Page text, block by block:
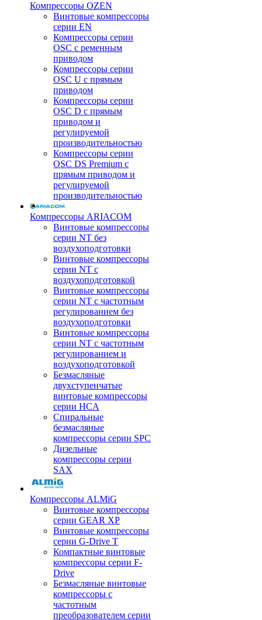
Компрессоры OZEN
Винтовые компрессоры
серии EN
Компрессоры серии
OSC с ременным
приводом
Компрессоры серии
OSC U с прямым
приводом
Компрессоры серии
OSC D с прямым
приводом и
регулируемой
производительностью
Компрессоры серии
OSC DS Premium с
прямым приводом и
регулируемой
производительностью
Компрессоры ARIACOM
Винтовые компрессоры
серии NT без
воздухоподготовки
Винтовые компрессоры
серии NT c
воздухоподготовкой
Винтовые компрессоры
серии NT с частотным
регулированием без
воздухоподготовки
Винтовые компрессоры
серии NT с частотным
регулированием и
воздухоподготовкой
Безмасляные
двухступенчатые
винтовые компрессоры
серии HCA
Спиральные
безмасляные
компрессоры серии SPC
Дизельные
компрессоры серии
SAX
Компрессоры ALMiG
Винтовые компрессоры
серии GEAR XP
Винтовые компрессоры
серии G-Drive T
Компактные винтовые
компрессоры серии F-
Drive
Безмасляные винтовые
компрессоры с
частотным
преобразователем серии